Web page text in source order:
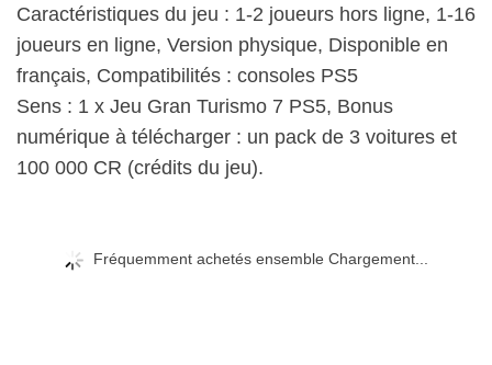
Caractéristiques du jeu : 1-2 joueurs hors ligne, 1-16
joueurs en ligne, Version physique, Disponible en
français, Compatibilités : consoles PS5
Sens : 1 x Jeu Gran Turismo 7 PS5, Bonus
numérique à télécharger : un pack de 3 voitures et
100 000 CR (crédits du jeu).
Fréquemment achetés ensemble Chargement...